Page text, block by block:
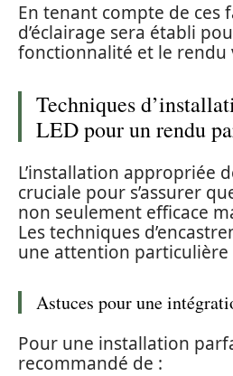
En tenant compte de ces
d’éclairage sera établi
fonctionnalité et le rendu
Techniques
LED pour un rendu
L’installation appropriée
cruciale pour s’assurer
non seulement efficace
Les techniques
une attention particulière
Astuces pour une
Pour une installation
recommandé de :